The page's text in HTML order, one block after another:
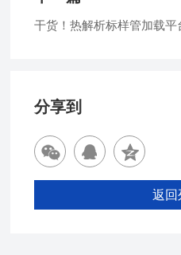
干货！热解析标样管加载
分享到
返回